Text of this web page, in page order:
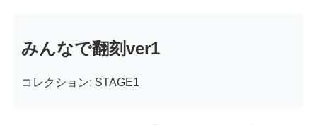
みんなで翻刻ver1
コレクション: STAGE1